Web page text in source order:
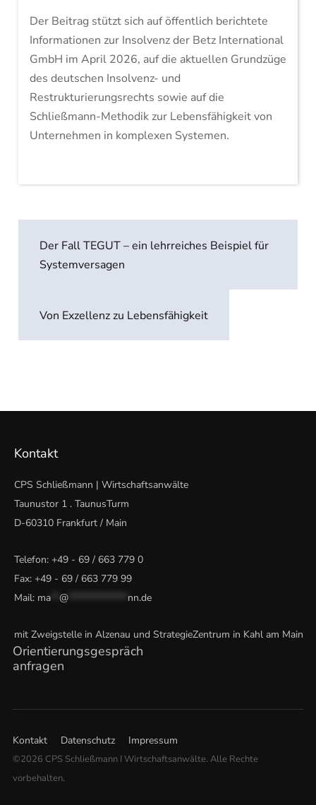
Der Beitrag stützt sich auf öffentlich berichtete
Informationen zur Insolvenz der Betz International
GmbH im April 2026, auf die aktuellen Grundzüge
des deutschen Insolvenz- und
Restrukturierungsrechts sowie auf die
Schließmann-Methodik zur Lebensfähigkeit von
Unternehmen in komplexen Systemen.
Der Fall TEGUT – ein lehrreiches Beispiel für
Systemversagen
Von Exzellenz zu Lebensfähigkeit
Kontakt
CPS Schließmann | Wirtschaftsanwälte
Taunustor 1 . TaunusTurm
D-60310 Frankfurt / Main
Telefon: +49 - 69 / 663 779 0
Fax: +49 - 69 / 663 779 99
Mail: ma **@ nn.de
mit Zweigstelle in Alzenau und StrategieZentrum in Kahl am Main
Orientierungsgespräch
anfragen
Kontakt Datenschutz Impressum
©2026 CPS Schließmann I Wirtschaftsanwälte. Alle Rechte
vorbehalten.